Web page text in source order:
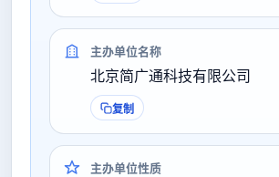
主办单位名称
北京简广通科技有限公司
复制
主办单位性质